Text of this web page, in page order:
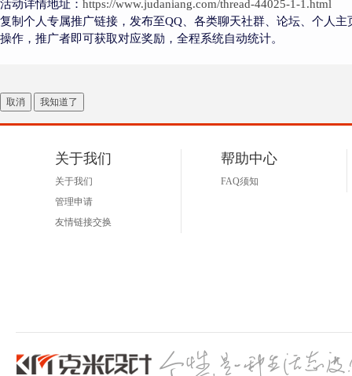
活动详情地址： https://www.judaniang.com/thread-44025-1-1.html
复制个人专属推广链接，发布至QQ、各类聊天社群、论坛、个人
操作，推广者即可获取对应奖励，全程系统自动统计。
取消 我知道了
关于我们
关于我们
管理申请
友情链接交换
帮助中心
FAQ须知